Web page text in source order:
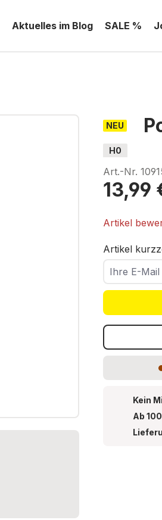
Aktuelles im Blog SALE %
NEU
H0
Art.-Nr.
13,99
Artikel
Artikel
Ihre E-Mail
Kein
Ab